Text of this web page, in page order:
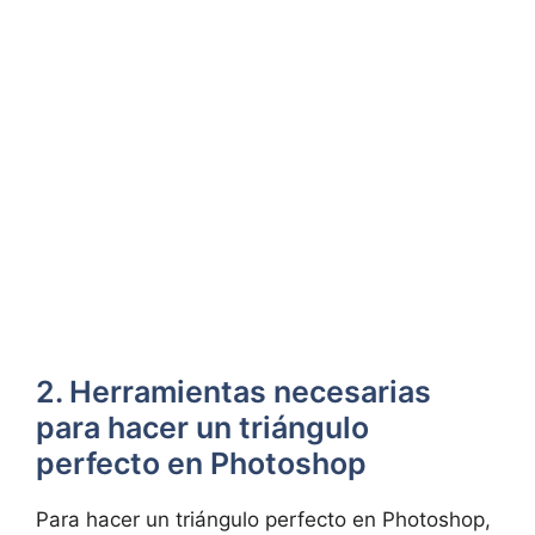
2. Herramientas necesarias
para hacer un triángulo
perfecto en Photoshop
Para hacer un triángulo perfecto en Photoshop,